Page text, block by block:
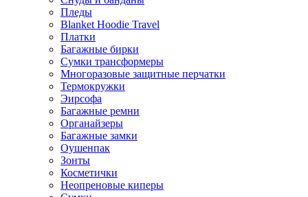
Пледы
Blanket Hoodie Travel
Платки
Багажные бирки
Сумки трансформеры
Многоразовые защитные перчатки
Термокружки
Эирсофа
Багажные ремни
Органайзеры
Багажные замки
Оушенпак
Зонты
Косметички
Неопреновые киперы